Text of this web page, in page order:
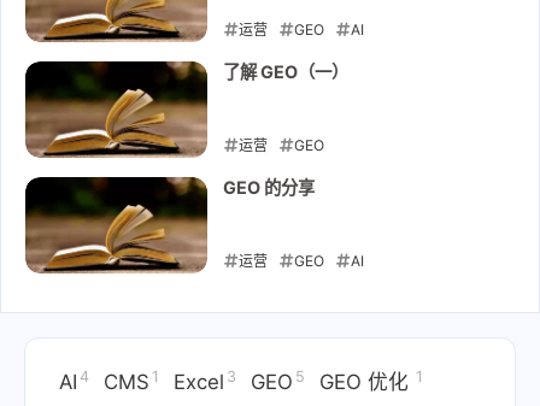
运营 GEO AI
2025-08-21
了解 GEO（一）
运营 GEO
2025-08-20
GEO 的分享
运营 GEO AI
AI 4 CMS 1 Excel 3 GEO 5 GEO 优化 1